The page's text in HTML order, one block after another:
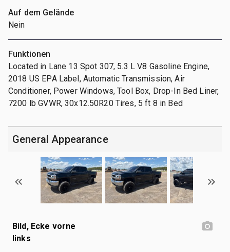
Auf dem Gelände
Nein
Funktionen
Located in Lane 13 Spot 307, 5.3 L V8 Gasoline Engine,
2018 US EPA Label, Automatic Transmission, Air
Conditioner, Power Windows, Tool Box, Drop-In Bed Liner,
7200 lb GVWR, 30x12.50R20 Tires, 5 ft 8 in Bed
General Appearance
Bild, Ecke vorne
links